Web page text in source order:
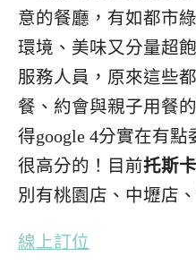
意的餐廳，有如都市
環境、美味又分量超
服務人員，原來這些
餐、約會與親子用餐
得google 4分實在有
很高分的！目前托斯
別有桃園店、中壢店
線上訂位